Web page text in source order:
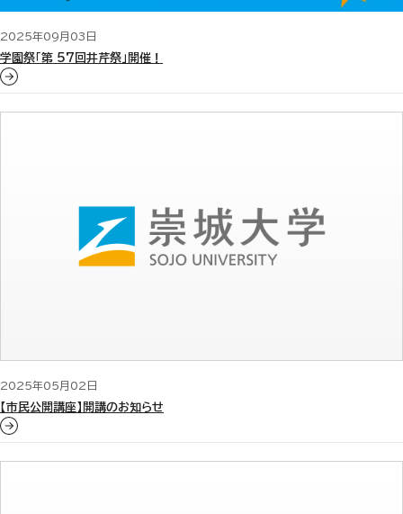
2025年09月03日
学園祭「第 57回井芹祭」開催！
2025年05月02日
【市民公開講座】開講のお知らせ